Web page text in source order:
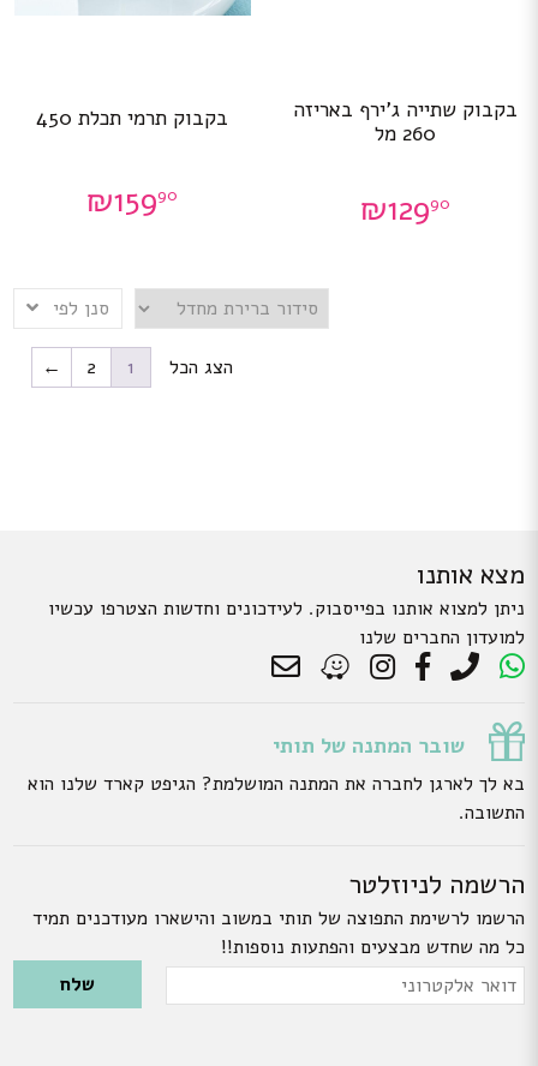
בקבוק שתייה ג’ירף באריזה
260 מל
₪12990
בקבוק תרמי תכלת 450
₪15990
סנן לפי
1
2
← הצג הכל
מצא אותנו
ניתן למצוא אותנו בפייסבוק. לעידכונים וחדשות הצטרפו עכשיו
למועדון החברים שלנו
שובר המתנה של תותי
בא לך לארגן לחברה את המתנה המושלמת? הגיפט קארד שלנו הוא
התשובה.
הרשמה לניוזלטר
הרשמו לרשימת התפוצה של תותי במשוב והישארו מעודכנים תמיד
כל מה שחדש מבצעים והפתעות נוספות!!
Please leave this field empty.
דואר